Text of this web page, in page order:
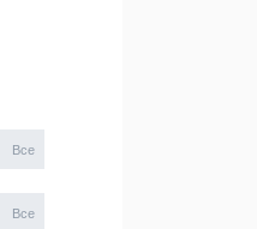
Все
Все